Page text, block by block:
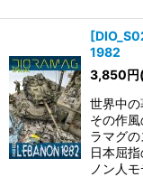
1982
3,850円
世界中
その作
ラマグ
日本屈
ノン人